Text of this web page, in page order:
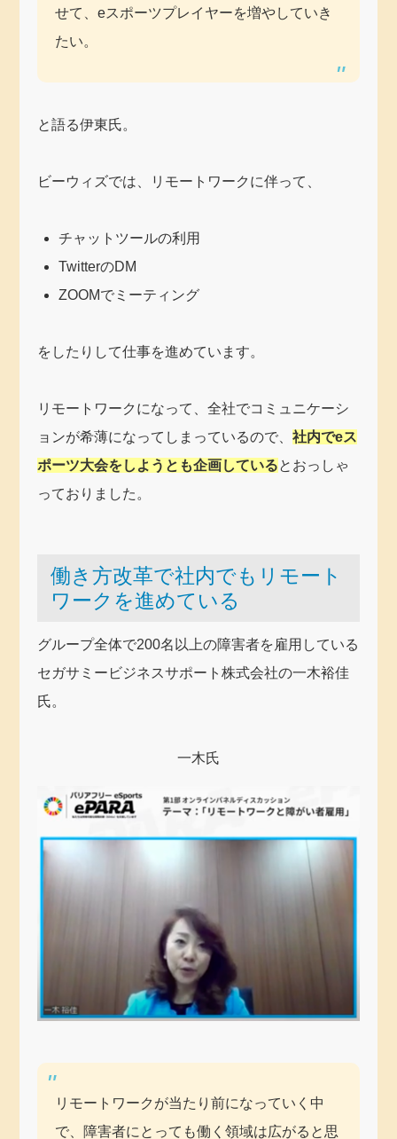
せて、eスポーツプレイヤーを増やしていき
たい。
と語る伊東氏。
ビーウィズでは、リモートワークに伴って、
チャットツールの利用
TwitterのDM
ZOOMでミーティング
をしたりして仕事を進めています。
リモートワークになって、全社でコミュニケーシ
ョンが希薄になってしまっているので、社内でeス
ポーツ大会をしようとも企画しているとおっしゃ
っておりました。
働き方改革で社内でもリモート
ワークを進めている
グループ全体で200名以上の障害者を雇用している
セガサミービジネスサポート株式会社の一木裕佳
氏。
一木氏
リモートワークが当たり前になっていく中
で、障害者にとっても働く領域は広がると思